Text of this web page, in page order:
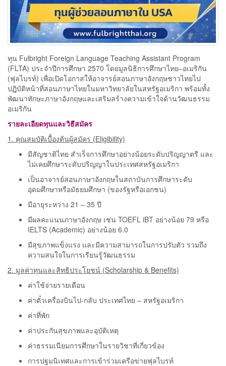
ทุน Fulbright Foreign Language Teaching Assistant Program
(FLTA) ประจำปีการศึกษา 2570 โดยมูลนิธิการศึกษาไทย–อเมริกัน
(ฟุลไบรท์) เพื่อเปิดโอกาสให้อาจารย์สอนภาษาอังกฤษชาวไทยไป
ปฏิบัติหน้าที่สอนภาษาไทยในมหาวิทยาลัยในสหรัฐอเมริกา พร้อมทั้ง
พัฒนาทักษะภาษาอังกฤษและเสริมสร้างความเข้าใจด้านวัฒนธรรม
อเมริกัน
รายละเอียดทุนและวิธีสมัคร
1. คุณสมบัติเบื้องต้นผู้สมัคร (Eligibility)
มีสัญชาติไทย สำเร็จการศึกษาอย่างน้อยระดับปริญญาตรี และ
ไม่เคยศึกษาระดับปริญญาในประเทศสหรัฐอเมริกา
เป็นอาจารย์สอนภาษาอังกฤษในสถาบันการศึกษาระดับ
อุดมศึกษาหรือมัธยมศึกษา (ของรัฐหรือเอกชน)
มีอายุระหว่าง 21 – 35 ปี
มีผลคะแนนภาษาอังกฤษ เช่น TOEFL iBT อย่างน้อย 79 หรือ
IELTS (Academic) อย่างน้อย 6.0
มีสุขภาพแข็งแรง และมีความสามารถในการปรับตัว รวมถึง
ความสนใจในการเรียนรู้วัฒนธรรม
2. มูลค่าทุนและสิทธิประโยชน์ (Scholarship & Benefits)
ค่าใช้จ่ายรายเดือน
ค่าตั๋วเครื่องบินไป-กลับ ประเทศไทย – สหรัฐอเมริกา
ค่าที่พัก
ค่าประกันสุขภาพและอุบัติเหตุ
ค่าธรรมเนียมการศึกษาในรายวิชาที่เกี่ยวข้อง
การปฐมนิเทศและการเข้าร่วมเครือข่ายฟุลไบรท์